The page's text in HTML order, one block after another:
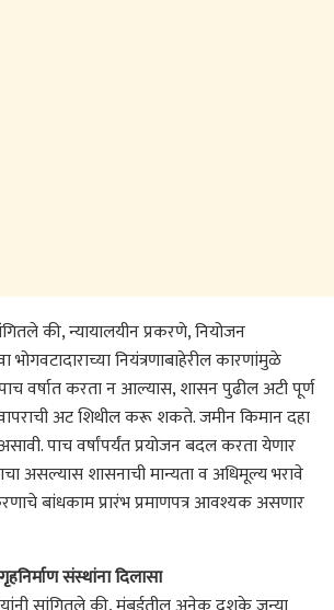
की, न्यायालयीन प्रकरणे, नियोजन
नियंत्रणाबाहेरील कारणांमुळे
वर्षात करता न आल्यास, शासन पुढील अटी पूर्ण
वापराची अट शिथील करू शकते. जमीन किमान दहा
पाच वर्षांपर्यंत प्रयोजन बदल करता येणार
असल्यास शासनाची मान्यता व अधिमूल्य भरावे
बांधकाम प्रारंभ प्रमाणपत्र आवश्यक असणार
संस्थांना दिलासा